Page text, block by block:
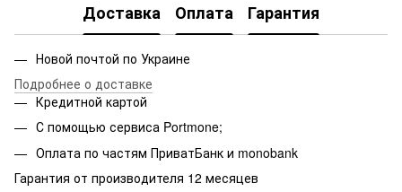
Доставка Оплата Гарантия
Новой почтой по Украине
Подробнее о доставке
Кредитной картой
С помощью сервиса Portmone;
Оплата по частям ПриватБанк и monobank
Гарантия от производителя 12 месяцев